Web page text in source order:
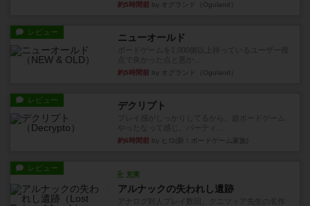
約5時間前 by オグランド（Oguland）
レビュー ニューオールド
約5時間前 by オグランド（Oguland）
レビュー デクリプト
約6時間前 by ヒロ(新！ボードゲーム家族)
レビュー
充実
アルナックの失われし遺跡
アナログ対人プレイ数回。クニツィア先生の名作